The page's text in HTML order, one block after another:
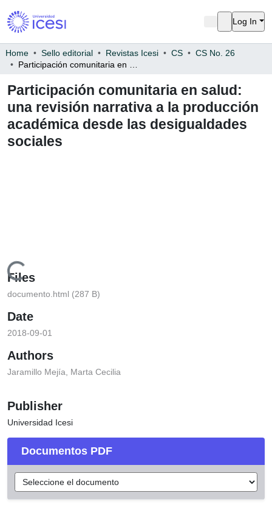
Log In
Home Sello editorial Revistas Icesi CS
CS No. 26
Participación comunitaria en salud: una revisión narrativa a la producción académica desde las desigualdades sociales
Participación comunitaria en salud:
una revisión narrativa a la
producción académica desde las
desigualdades sociales
Loading...
Files
documento.html(287 B)
Date
2018-09-01
Authors
Jaramillo Mejía, Marta Cecilia
Publisher
Universidad Icesi
Documentos PDF